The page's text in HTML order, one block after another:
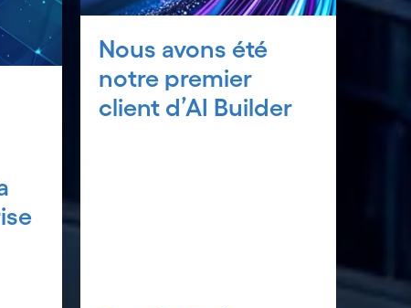
Nous avons été
notre premier
client d’AI Builder